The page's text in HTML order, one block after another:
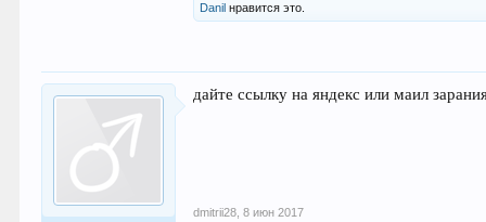
Danil нравится это.
дайте ссылку на яндекс или маил
dmitrii28 8 июн 2017